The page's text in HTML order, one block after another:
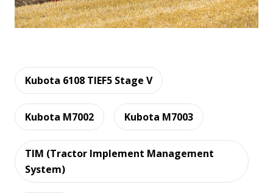
Kubota 6108 TIEF5 Stage V
Kubota M7002 Kubota M7003
TIM (Tractor Implement Management
System)